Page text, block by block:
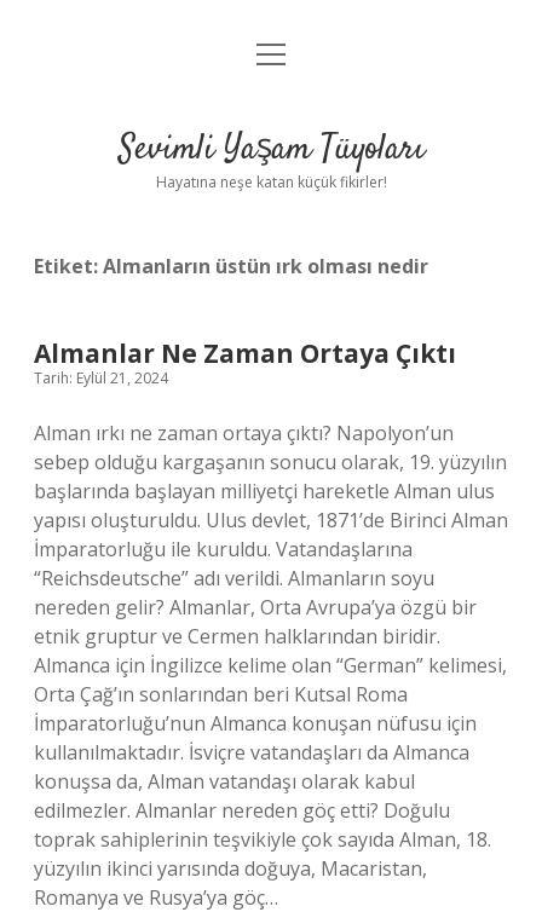
Anasayfa
Yasal Uyarı
menüyü
Sevimli Yaşam Tüyoları
Hayatına neşe katan küçük fikirler!
Etiket:Almanların üstün ırk olması nedir
Almanlar Ne Zaman Ortaya Çıktı
Tarih: Eylül 21, 2024
Alman ırkı ne zaman ortaya çıktı? Napolyon’un
sebep olduğu kargaşanın sonucu olarak, 19. yüzyılın
başlarında başlayan milliyetçi hareketle Alman ulus
yapısı oluşturuldu. Ulus devlet, 1871’de Birinci Alman
İmparatorluğu ile kuruldu. Vatandaşlarına
“Reichsdeutsche” adı verildi. Almanların soyu
nereden gelir? Almanlar, Orta Avrupa’ya özgü bir
etnik gruptur ve Cermen halklarından biridir.
Almanca için İngilizce kelime olan “German” kelimesi,
Orta Çağ’ın sonlarından beri Kutsal Roma
İmparatorluğu’nun Almanca konuşan nüfusu için
kullanılmaktadır. İsviçre vatandaşları da Almanca
konuşsa da, Alman vatandaşı olarak kabul
edilmezler. Almanlar nereden göç etti? Doğulu
toprak sahiplerinin teşvikiyle çok sayıda Alman, 18.
yüzyılın ikinci yarısında doğuya, Macaristan,
Romanya ve Rusya’ya göç…